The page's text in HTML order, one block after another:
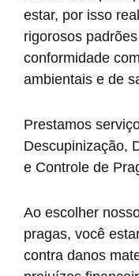
estar, por isso
rigorosos
conformidade
ambientais e de
Prestamos
Descupinização,
e Controle de
Ao escolher
pragas, você
contra danos